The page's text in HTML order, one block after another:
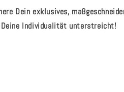
Dein exklusives,
Individualität unterstreicht!